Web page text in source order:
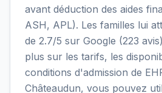
avant déduction des aides
ASH, APL). Les familles lui
de 2.7/5 sur Google (223
plus sur les tarifs, les
conditions d'admission de
Châteaudun, vous pouvez